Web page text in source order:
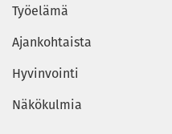
Työelämä
Ajankohtaista
Hyvinvointi
Näkökulmia